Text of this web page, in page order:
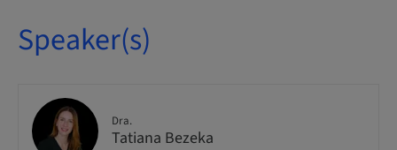
Speaker(s)
Dra.
Tatiana Bezeka